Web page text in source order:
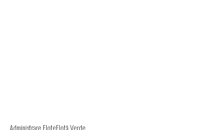
Administrare FloteFlotă Verde